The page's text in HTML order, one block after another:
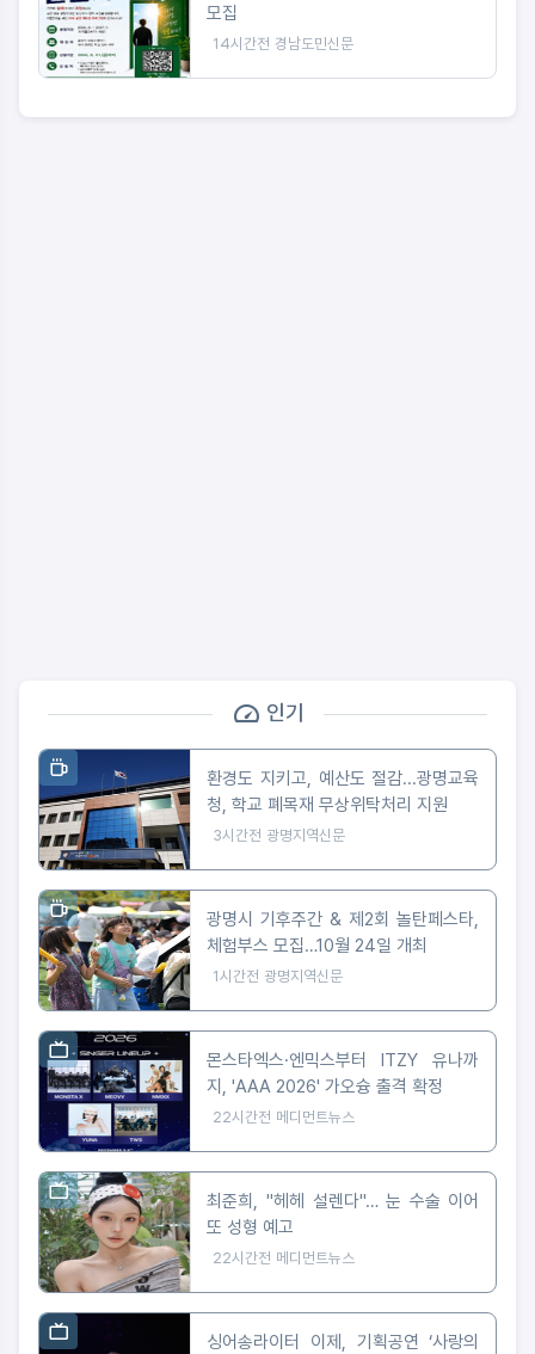
모집
14시간전 경남도민신문
인기
환경도 지키고, 예산도 절감...광명교육
청, 학교 폐목재 무상위탁처리 지원
3시간전 광명지역신문
광명시 기후주간 & 제2회 놀탄페스타,
체험부스 모집…10월 24일 개최
1시간전 광명지역신문
몬스타엑스·엔믹스부터 ITZY 유나까
지, 'AAA 2026' 가오슝 출격 확정
22시간전 메디먼트뉴스
최준희, "헤헤 설렌다"… 눈 수술 이어
또 성형 예고
22시간전 메디먼트뉴스
싱어송라이터 이제, 기획공연 ‘사랑의